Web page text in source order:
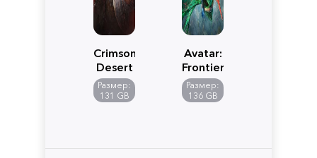
Crimson
Desert
Размер:
131 GB
Avatar:
Frontiers
of
Pandora
Размер:
136 GB